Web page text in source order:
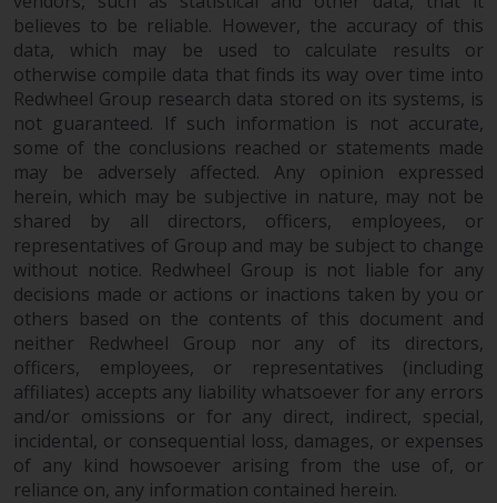
believes to be reliable. However, the accuracy of this
data, which may be used to calculate results or
otherwise compile data that finds its way over time into
Redwheel Group research data stored on its systems, is
not guaranteed. If such information is not accurate,
some of the conclusions reached or statements made
may be adversely affected. Any opinion expressed
herein, which may be subjective in nature, may not be
shared by all directors, officers, employees, or
representatives of Group and may be subject to change
without notice. Redwheel Group is not liable for any
decisions made or actions or inactions taken by you or
others based on the contents of this document and
neither Redwheel Group nor any of its directors,
officers, employees, or representatives (including
affiliates) accepts any liability whatsoever for any errors
and/or omissions or for any direct, indirect, special,
incidental, or consequential loss, damages, or expenses
of any kind howsoever arising from the use of, or
reliance on, any information contained herein.